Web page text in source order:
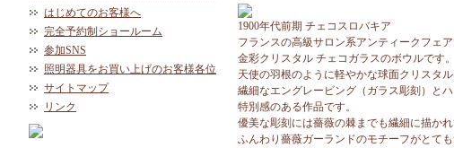
はじめてのお客様へ
完全予約制ショールーム
参加SNS
照明器具をお買い上げのお客様各位
サイトマップ
リンク
1900年代前期 チェコスロバキア
フランスの高級サロン系アンティークフェ
金彩クリスタル チェコガラスのボウルです。
天使の羽根のように軽やかな球面クリスタ
繊細なエングレービング（ガラス彫刻）と
特別感のある作品です。
優美な彫刻には薔薇の棘までも繊細に描かれ
ふんわり薔薇ガーランドのモチーフがとても